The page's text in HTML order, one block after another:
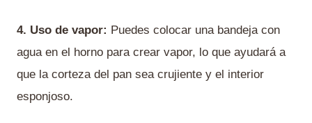
4. Uso de vapor: Puedes colocar una bandeja con
agua en el horno para crear vapor, lo que ayudará a
que la corteza del pan sea crujiente y el interior
esponjoso.